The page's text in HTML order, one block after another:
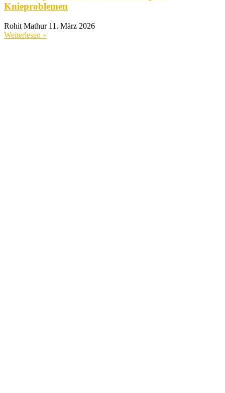
Knieproblemen
Rohit Mathur 11. März 2026
Weiterlesen »